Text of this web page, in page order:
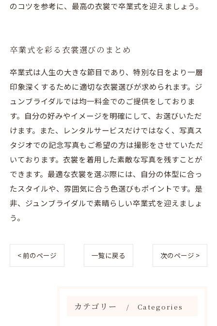
のコツを参考に、最高の衣裳で卒業式を迎えましょう。
卒業式を彩る衣裳選びのまとめ
卒業式は人生の大きな節目であり、特別な日をより一層
印象深くするために適切な衣裳選びが求められます。ジ
ュンブライダルでは均一料金でのご提供をしておりま
す。自分の好みやイメージを明確にして、お選びいただ
けます。また、レンタルサービスだけではなく、写真ス
タジオでの記念写真もご希望の方は撮影をさせていただ
いております。衣裳を着用した素敵な写真を残すことが
できます。最適な衣裳を選ぶ際には、自分の体型に合っ
たスタイルや、雰囲気に合う色選びもポイントです。是
非、ジュンブライダルで素晴らしい卒業式を迎えましょ
う。
< 前のページ 一覧に戻る 次のページ >
カテゴリー Categories